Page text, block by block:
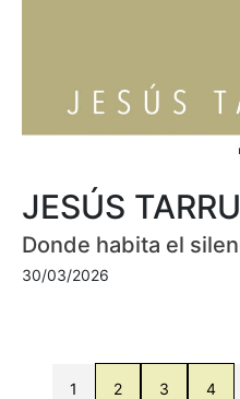
JESÚS
Donde habita el
30/03/2026
1 2 3 4